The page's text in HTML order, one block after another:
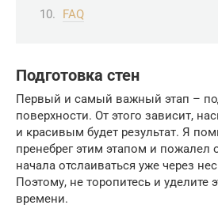
FAQ
Подготовка стен
Первый и самый важный этап –
поверхности. От этого зависит,
и красивым будет результат. Я
пренебрег этим этапом и пожалел
начала отслаиваться уже через
Поэтому, не торопитесь и уделите
времени.